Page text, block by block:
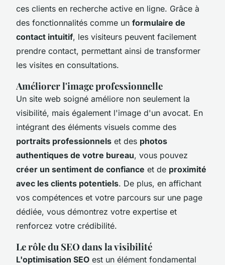
ces clients en recherche active en ligne. Grâce à
des fonctionnalités comme un formulaire de
contact intuitif, les visiteurs peuvent facilement
prendre contact, permettant ainsi de transformer
les visites en consultations.
Améliorer l'image professionnelle
Un site web soigné améliore non seulement la
visibilité, mais également l'image d'un avocat. En
intégrant des éléments visuels comme des
portraits professionnels et des photos
authentiques de votre bureau, vous pouvez
créer un sentiment de confiance et de proximité
avec les clients potentiels. De plus, en affichant
vos compétences et votre parcours sur une page
dédiée, vous démontrez votre expertise et
renforcez votre crédibilité.
Le rôle du SEO dans la visibilité
L'optimisation SEO est un élément fondamental